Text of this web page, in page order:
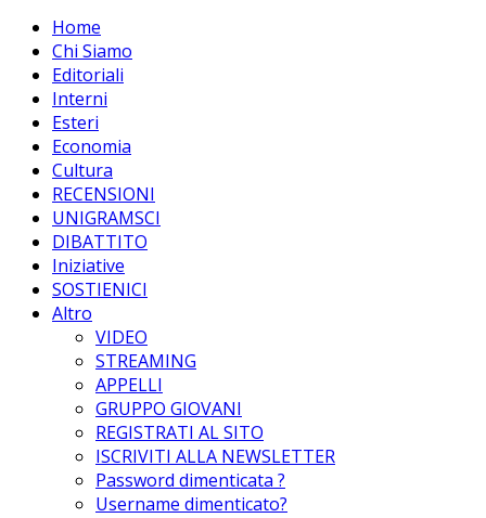
Home
Chi Siamo
Editoriali
Interni
Esteri
Economia
Cultura
RECENSIONI
UNIGRAMSCI
DIBATTITO
Iniziative
SOSTIENICI
Altro
VIDEO
STREAMING
APPELLI
GRUPPO GIOVANI
REGISTRATI AL SITO
ISCRIVITI ALLA NEWSLETTER
Password dimenticata ?
Username dimenticato?